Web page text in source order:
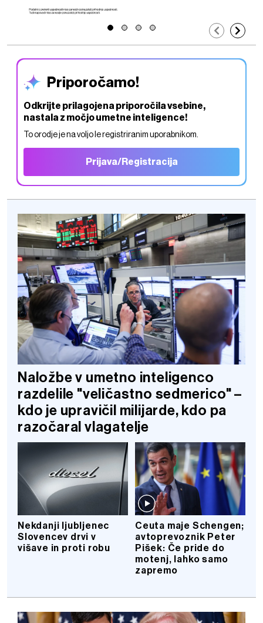
Priporočamo!
Odkrijte prilagojena priporočila vsebine,
nastala z močjo umetne inteligence!
To orodje je na voljo le registriranim uporabnikom.
Prijava/Registracija
Naložbe v umetno inteligenco
razdelile "veličastno sedmerico" –
kdo je upravičil milijarde, kdo pa
razočaral vlagatelje
Nekdanji ljubljenec
Slovencev drvi v
višave in proti robu
Ceuta maje Schengen;
avtoprevoznik Peter
Pišek: Če pride do
motenj, lahko samo
zapremo